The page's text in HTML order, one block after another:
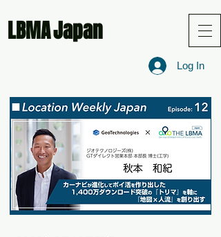
LBMAJapan
Log In